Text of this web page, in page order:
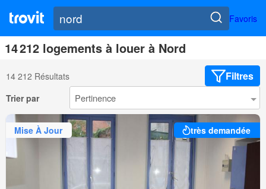
Favoris
14 212 logements à louer à Nord
14 212 Résultats Filtres
Trier par
Mise À Jour très demandée